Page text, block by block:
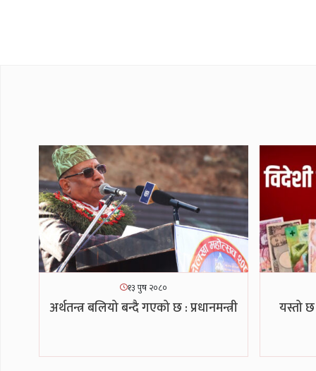
१३ पुष २०८०
अर्थतन्त्र बलियो बन्दै गएको छ : प्रधानमन्त्री यस्तो